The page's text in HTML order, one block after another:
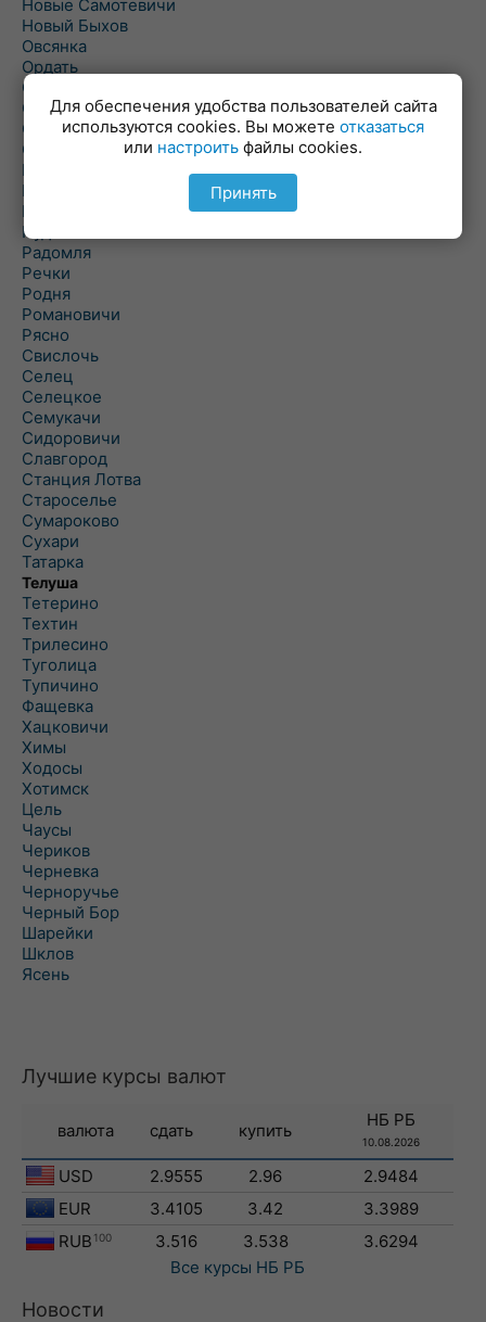
Новые Самотевичи
Новый Быхов
Овсянка
Ордать
Ореховка
Осиновка
Осиповичи
Осово
Павловичи
Паршино
Петуховка
Пудовня
Радомля
Речки
Родня
Романовичи
Рясно
Свислочь
Селец
Селецкое
Семукачи
Сидоровичи
Славгород
Станция Лотва
Староселье
Сумароково
Сухари
Татарка
Телуша
Тетерино
Техтин
Трилесино
Туголица
Тупичино
Фащевка
Хацковичи
Химы
Ходосы
Хотимск
Цель
Чаусы
Чериков
Черневка
Черноручье
Черный Бор
Шарейки
Шклов
Ясень
Лучшие курсы валют
валюта сдать купить
НБ РБ
10.08.2026
USD 2.9555 2.96
2.9484
EUR
3.4105 3.42
3.3989
RUB 100 3.516 3.538
3.6294
Все курсы НБ РБ
Новости
Для обеспечения удобства пользователей сайта
используются cookies. Вы можете отказаться
или настроить файлы cookies.
Принять